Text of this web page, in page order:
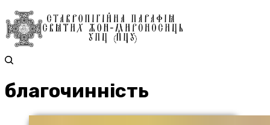
благочинність